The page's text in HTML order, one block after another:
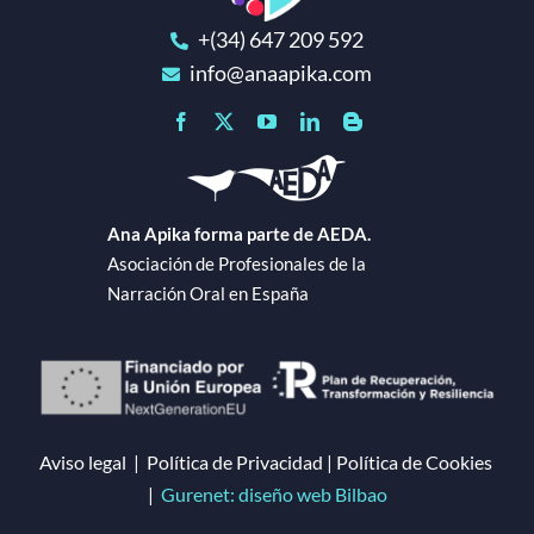
+(34) 647 209 592
info@anaapika.com
Ana Apika forma parte de AEDA.
Asociación de Profesionales de la
Narración Oral en España
Aviso legal | Política de Privacidad | Política de Cookies
| Gurenet: diseño web Bilbao